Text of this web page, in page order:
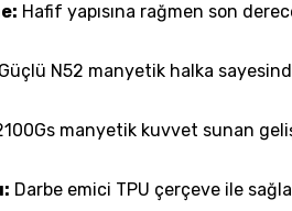
Hafif yapısına rağmen son
Güçlü N52 manyetik halka
manyetik kuvvet sunan
Darbe emici TPU çerçeve ile